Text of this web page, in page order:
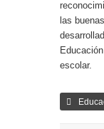
las
escolar.